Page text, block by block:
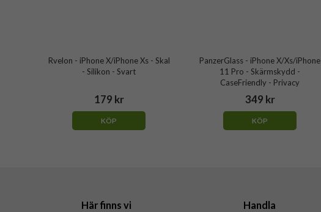
Rvelon - iPhone X/iPhone Xs - Skal
- Silikon - Svart
179 kr
KÖP
PanzerGlass - iPhone X/Xs/iPhone
11 Pro - Skärmskydd -
CaseFriendly - Privacy
349 kr
KÖP
Här finns vi Handla